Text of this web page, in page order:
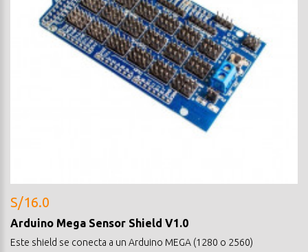
S/16.0
Arduino Mega Sensor Shield V1.0
Este shield se conecta a un Arduino MEGA (1280 o 2560)